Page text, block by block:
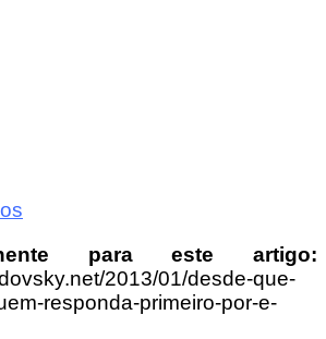
para este artigo:
2013/01/desde-que-
responda-primeiro-por-e-